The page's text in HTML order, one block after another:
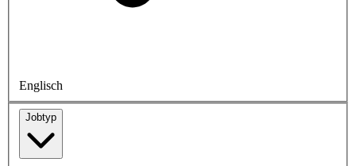
Englisch
Jobtyp